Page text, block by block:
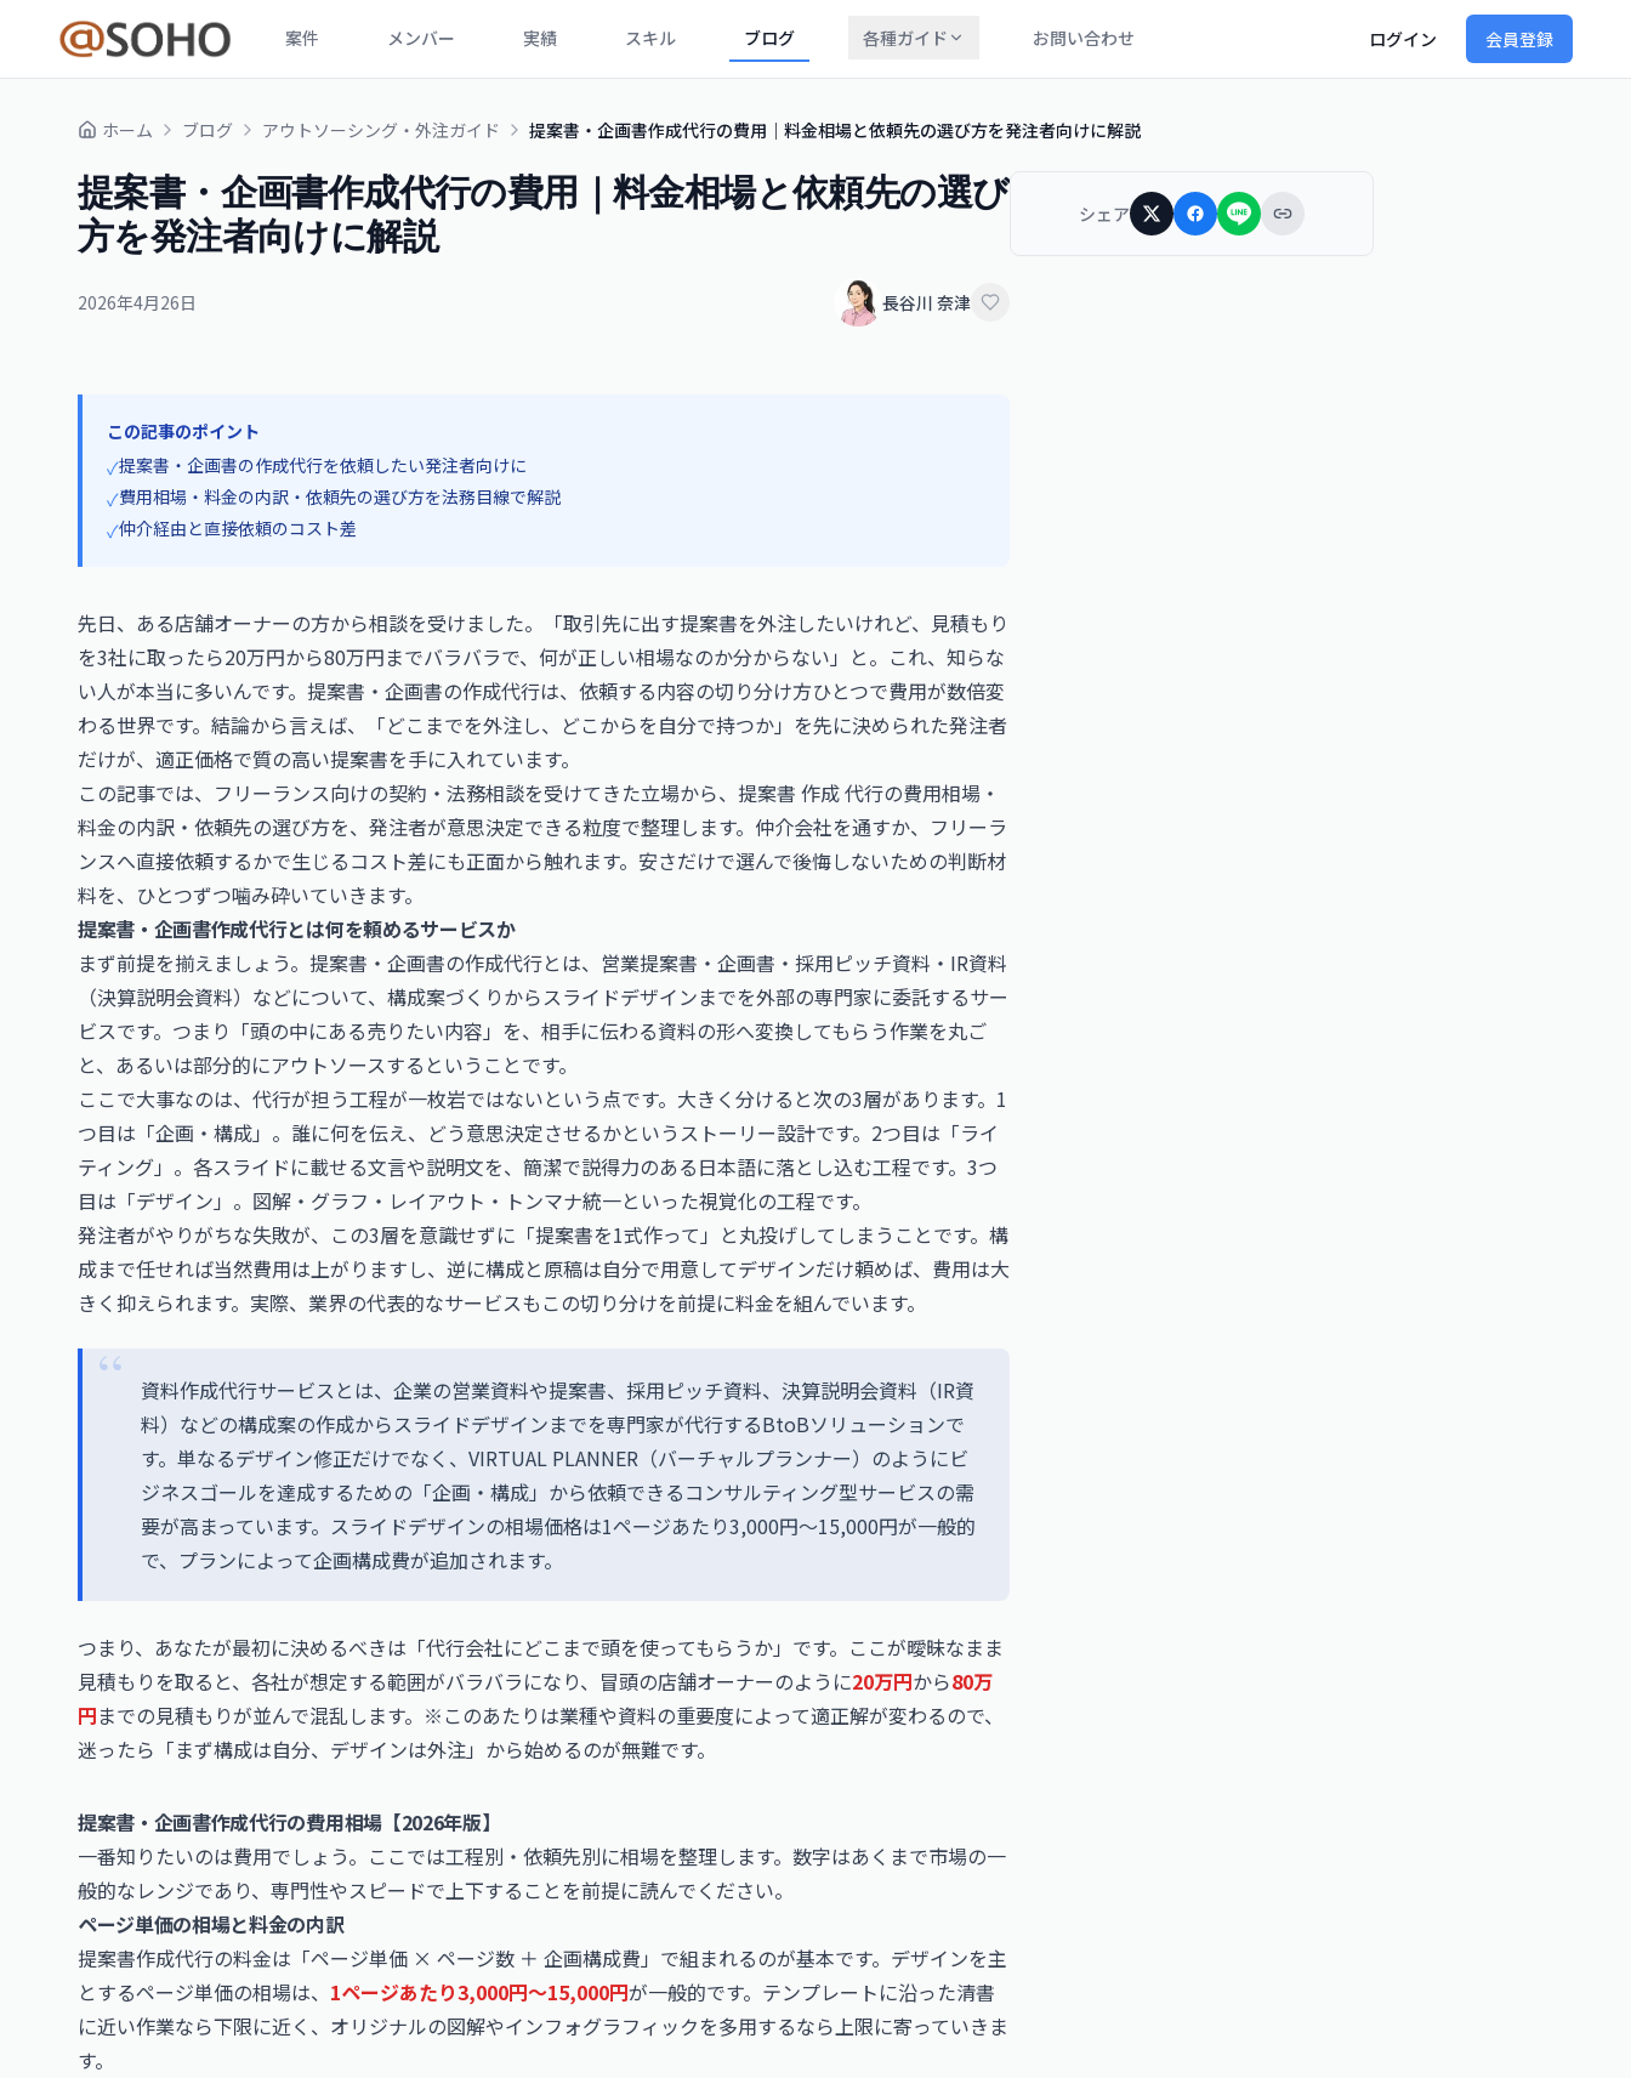
案件 メンバー 実績 スキル ブログ 各種ガイド お問い合わせ ログイン 会員登録
ホーム ブログ アウトソーシング・外注ガイド 提案書・企画書作成代行の費用｜料金相場と依頼先の選び方を発注者向けに解説
提案書・企画書作成代行の費用｜料金相場と依頼先の選び
方を発注者向けに解説
2026年4月26日 長谷川 奈津
この記事のポイント
✓提案書・企画書の作成代行を依頼したい発注者向けに
✓費用相場・料金の内訳・依頼先の選び方を法務目線で解説
✓仲介経由と直接依頼のコスト差
先日、ある店舗オーナーの方から相談を受けました。「取引先に出す提案書を外注したいけれど、見積もり
を3社に取ったら20万円から80万円までバラバラで、何が正しい相場なのか分からない」と。これ、知らな
い人が本当に多いんです。提案書・企画書の作成代行は、依頼する内容の切り分け方ひとつで費用が数倍変
わる世界です。結論から言えば、「どこまでを外注し、どこからを自分で持つか」を先に決められた発注者
だけが、適正価格で質の高い提案書を手に入れています。
この記事では、フリーランス向けの契約・法務相談を受けてきた立場から、提案書 作成 代行の費用相場・
料金の内訳・依頼先の選び方を、発注者が意思決定できる粒度で整理します。仲介会社を通すか、フリーラ
ンスへ直接依頼するかで生じるコスト差にも正面から触れます。安さだけで選んで後悔しないための判断材
料を、ひとつずつ噛み砕いていきます。
提案書・企画書作成代行とは何を頼めるサービスか
まず前提を揃えましょう。提案書・企画書の作成代行とは、営業提案書・企画書・採用ピッチ資料・IR資料
（決算説明会資料）などについて、構成案づくりからスライドデザインまでを外部の専門家に委託するサー
ビスです。つまり「頭の中にある売りたい内容」を、相手に伝わる資料の形へ変換してもらう作業を丸ご
と、あるいは部分的にアウトソースするということです。
ここで大事なのは、代行が担う工程が一枚岩ではないという点です。大きく分けると次の3層があります。1
つ目は「企画・構成」。誰に何を伝え、どう意思決定させるかというストーリー設計です。2つ目は「ライ
ティング」。各スライドに載せる文言や説明文を、簡潔で説得力のある日本語に落とし込む工程です。3つ
目は「デザイン」。図解・グラフ・レイアウト・トンマナ統一といった視覚化の工程です。
発注者がやりがちな失敗が、この3層を意識せずに「提案書を1式作って」と丸投げしてしまうことです。構
成まで任せれば当然費用は上がりますし、逆に構成と原稿は自分で用意してデザインだけ頼めば、費用は大
きく抑えられます。実際、業界の代表的なサービスもこの切り分けを前提に料金を組んでいます。
資料作成代行サービスとは、企業の営業資料や提案書、採用ピッチ資料、決算説明会資料（IR資
料）などの構成案の作成からスライドデザインまでを専門家が代行するBtoBソリューションで
す。単なるデザイン修正だけでなく、VIRTUAL PLANNER（バーチャルプランナー）のようにビ
ジネスゴールを達成するための「企画・構成」から依頼できるコンサルティング型サービスの需
要が高まっています。スライドデザインの相場価格は1ページあたり3,000円～15,000円が一般的
で、プランによって企画構成費が追加されます。
つまり、あなたが最初に決めるべきは「代行会社にどこまで頭を使ってもらうか」です。ここが曖昧なまま
見積もりを取ると、各社が想定する範囲がバラバラになり、冒頭の店舗オーナーのように20万円から80万
円までの見積もりが並んで混乱します。※このあたりは業種や資料の重要度によって適正解が変わるので、
迷ったら「まず構成は自分、デザインは外注」から始めるのが無難です。
提案書・企画書作成代行の費用相場【2026年版】
一番知りたいのは費用でしょう。ここでは工程別・依頼先別に相場を整理します。数字はあくまで市場の一
般的なレンジであり、専門性やスピードで上下することを前提に読んでください。
ページ単価の相場と料金の内訳
提案書作成代行の料金は「ページ単価 × ページ数 ＋ 企画構成費」で組まれるのが基本です。デザインを主
とするページ単価の相場は、 1ページあたり3,000円〜15,000円が一般的です。テンプレートに沿った清書
に近い作業なら下限に近く、オリジナルの図解やインフォグラフィックを多用するなら上限に寄っていきま
す。
シェア